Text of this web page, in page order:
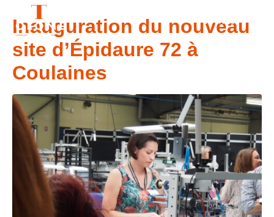
CONTACT
Inauguration du nouveau
site d’Épidaure 72 à
Coulaines